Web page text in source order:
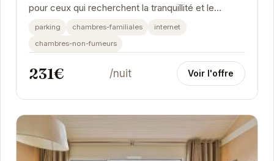
pour ceux qui recherchent la tranquillité et le
confort. Avec sa situation privilégiée, elle...
parking chambres-familiales
internet
chambres-non-fumeurs
231€ /nuit Voir l'offre